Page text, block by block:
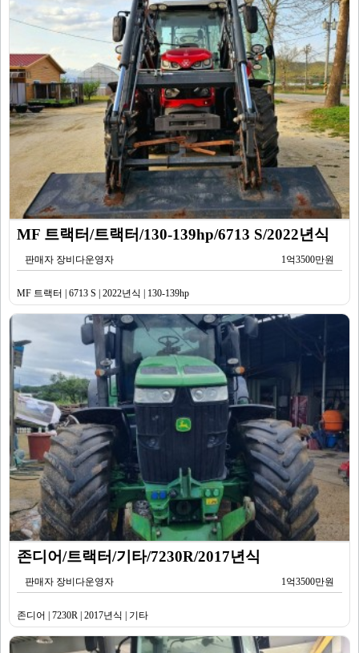
MF 트랙터/트랙터/130-139hp/6713 S/2022년식
판매자 장비다운영자 1억3500만원
MF 트랙터 | 6713 S | 2022년식 | 130-139hp
존디어/트랙터/기타/7230R/2017년식
판매자 장비다운영자 1억3500만원
존디어 | 7230R | 2017년식 | 기타